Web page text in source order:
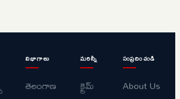
విభాగాలు
తెలంగాణ
మరిన్నీ
క్రైమ్
సంప్రదించండి
About Us